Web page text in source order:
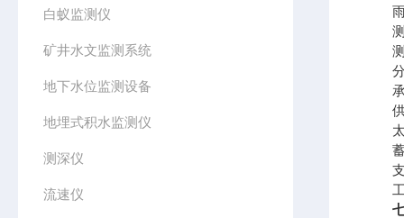
白蚁监测仪
矿井水文监测系统
地下水位监测设备
地埋式积水监测仪
测深仪
流速仪
雨
测
测
分
承
供
太
蓄
支
工